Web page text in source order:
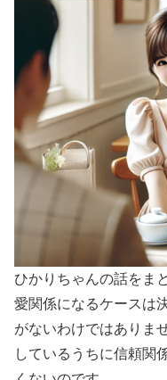
ひかりちゃんの話をま
愛関係になるケースは
がないわけではありま
しているうちに信頼関